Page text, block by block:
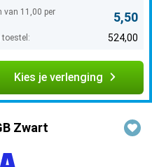
van 11,00 per
5,50
toestel: 524,00
Kies je verlenging
Zwart